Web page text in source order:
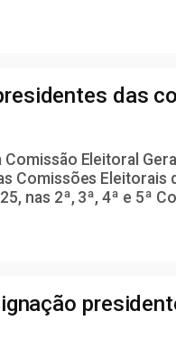
das
Comissão Eleitoral
Comissões Eleitorais
nas 2ª, 3ª, 4ª e 5ª